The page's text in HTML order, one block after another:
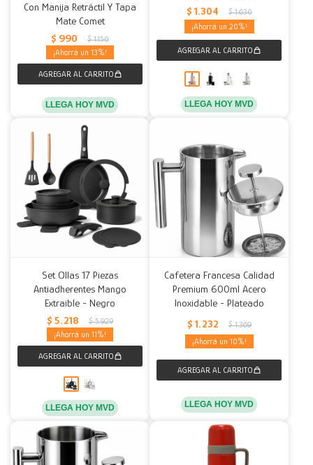
Con Manija Retráctil Y Tapa
Mate Comet
$ 990 $ 1.150
13
LLEGA HOY MVD
$ 1.304 $ 1.630
20
LLEGA HOY MVD
Set Ollas 17 Piezas
Antiadherentes Mango
Extraible - Negro
$ 5.218 $ 5.929
11
LLEGA HOY MVD
Cafetera Francesa Calidad
Premium 600ml Acero
Inoxidable - Plateado
$ 1.232 $ 1.369
10
LLEGA HOY MVD